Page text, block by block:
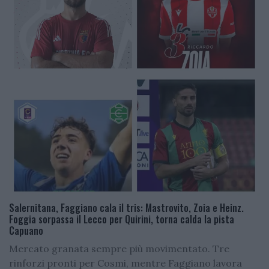
Salernitana, Faggiano cala il tris: Mastrovito, Zoia e Heinz.
Foggia sorpassa il Lecco per Quirini, torna calda la pista
Capuano
Mercato granata sempre più movimentato. Tre
rinforzi pronti per Cosmi, mentre Faggiano lavora